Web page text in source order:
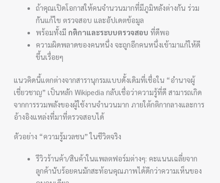
ถ้าคุณเปิดโอกาสให้คนจำนวนมากที่มีภูมิหลังต่างกัน ร่วม
กันแก้ไข ตรวจสอบ และอัปเดตข้อมูล
พร้อมทั้งมีกติกาและระบบตรวจสอบ ที่ดีพอ
ความผิดพลาดของคนหนึ่ง จะถูกอีกคนหนึ่งเข้ามาแก้ให้ดี
ขึ้นเรื่อยๆ
แนวคิดนี้แตกต่างจากสารานุกรมแบบดั้งเดิมที่เชื่อใน “อำนาจผู้
เชี่ยวชาญ” เป็นหลัก Wikipedia กลับเชื่อว่าความรู้ที่ดี สามารถเกิด
จากการรวมพลังของผู้ใช้งานจำนวนมาก ภายใต้กติกากลางและการ
อ้างอิงแหล่งที่มาที่ตรวจสอบได้
ตัวอย่าง “ความรู้มวลชน” ในชีวิตจริง
รีวิวร้านค้า/สินค้าในแพลตฟอร์มต่างๆ: คะแนนเฉลี่ยจาก
ลูกค้านับร้อยคนมักสะท้อนคุณภาพได้ดีกว่าความเห็นของ